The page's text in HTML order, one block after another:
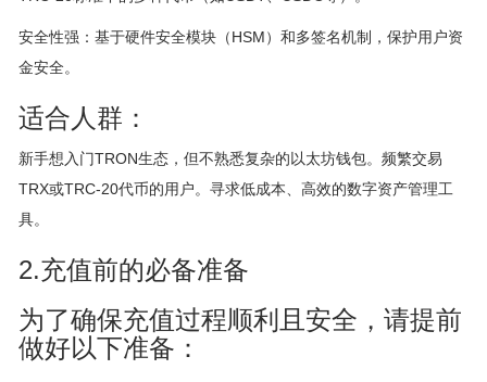
安全性强：基于硬件安全模块（HSM）和多签名机制，保护用户资
金安全。
适合人群：
新手想入门TRON生态，但不熟悉复杂的以太坊钱包。频繁交易
TRX或TRC-20代币的用户。寻求低成本、高效的数字资产管理工
具。
2.充值前的必备准备
为了确保充值过程顺利且安全，请提前
做好以下准备：